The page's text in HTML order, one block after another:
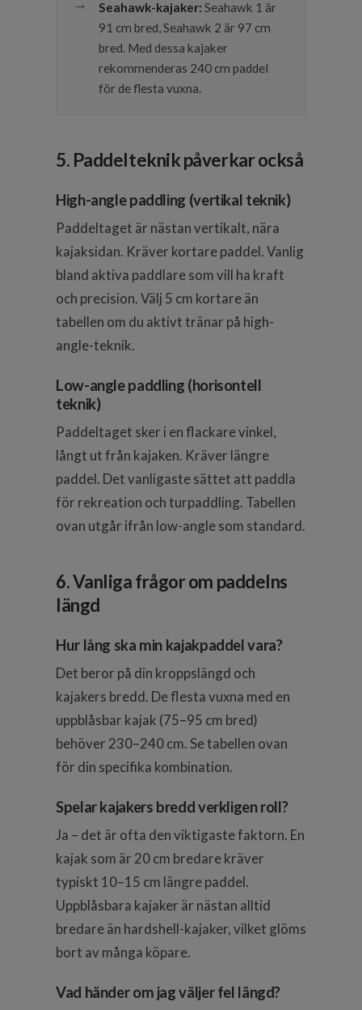
Seahawk-kajaker: Seahawk 1 är
91 cm bred, Seahawk 2 är 97 cm
bred. Med dessa kajaker
rekommenderas 240 cm paddel
för de flesta vuxna.
5. Paddelteknik påverkar också
High-angle paddling (vertikal teknik)
Paddeltaget är nästan vertikalt, nära
kajaksidan. Kräver kortare paddel. Vanlig
bland aktiva paddlare som vill ha kraft
och precision. Välj 5 cm kortare än
tabellen om du aktivt tränar på high-
angle-teknik.
Low-angle paddling (horisontell
teknik)
Paddeltaget sker i en flackare vinkel,
långt ut från kajaken. Kräver längre
paddel. Det vanligaste sättet att paddla
för rekreation och turpaddling. Tabellen
ovan utgår ifrån low-angle som standard.
6. Vanliga frågor om paddelns
längd
Hur lång ska min kajakpaddel vara?
Det beror på din kroppslängd och
kajakers bredd. De flesta vuxna med en
uppblåsbar kajak (75–95 cm bred)
behöver 230–240 cm. Se tabellen ovan
för din specifika kombination.
Spelar kajakers bredd verkligen roll?
Ja – det är ofta den viktigaste faktorn. En
kajak som är 20 cm bredare kräver
typiskt 10–15 cm längre paddel.
Uppblåsbara kajaker är nästan alltid
bredare än hardshell-kajaker, vilket glöms
bort av många köpare.
Vad händer om jag väljer fel längd?